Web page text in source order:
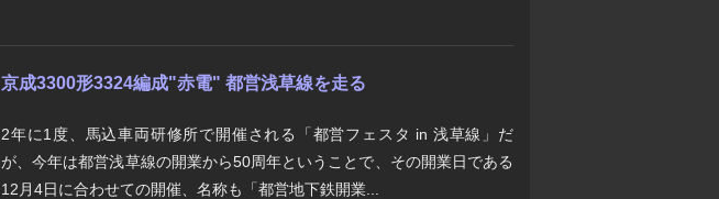
京成3300形3324編成"赤電" 都営浅草線を走る
2年に1度、馬込車両研修所で開催される「都営フェスタ in 浅草線」だ
が、今年は都営浅草線の開業から50周年ということで、その開業日である
12月4日に合わせての開催、名称も「都営地下鉄開業...